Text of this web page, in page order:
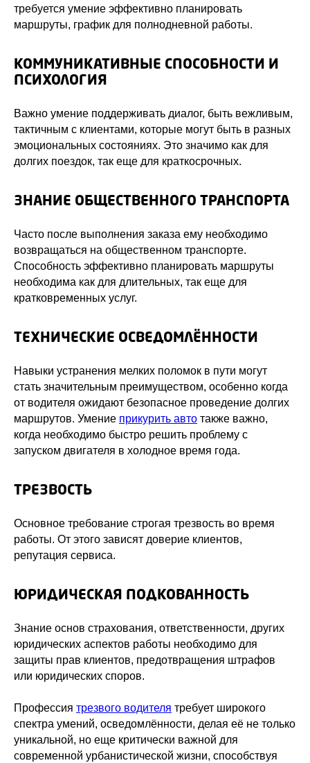
требуется умение эффективно планировать
маршруты, график для полнодневной работы.
КОММУНИКАТИВНЫЕ СПОСОБНОСТИ И
ПСИХОЛОГИЯ
Важно умение поддерживать диалог, быть вежливым,
тактичным с клиентами, которые могут быть в разных
эмоциональных состояниях. Это значимо как для
долгих поездок, так еще для краткосрочных.
ЗНАНИЕ ОБЩЕСТВЕННОГО ТРАНСПОРТА
Часто после выполнения заказа ему необходимо
возвращаться на общественном транспорте.
Способность эффективно планировать маршруты
необходима как для длительных, так еще для
кратковременных услуг.
ТЕХНИЧЕСКИЕ ОСВЕДОМЛЁННОСТИ
Навыки устранения мелких поломок в пути могут
стать значительным преимуществом, особенно когда
от водителя ожидают безопасное проведение долгих
маршрутов. Умение прикурить авто также важно,
когда необходимо быстро решить проблему с
запуском двигателя в холодное время года.
ТРЕЗВОСТЬ
Основное требование строгая трезвость во время
работы. От этого зависят доверие клиентов,
репутация сервиса.
ЮРИДИЧЕСКАЯ ПОДКОВАННОСТЬ
Знание основ страхования, ответственности, других
юридических аспектов работы необходимо для
защиты прав клиентов, предотвращения штрафов
или юридических споров.
Профессия трезвого водителя требует широкого
спектра умений, осведомлённости, делая её не только
уникальной, но еще критически важной для
современной урбанистической жизни, способствуя